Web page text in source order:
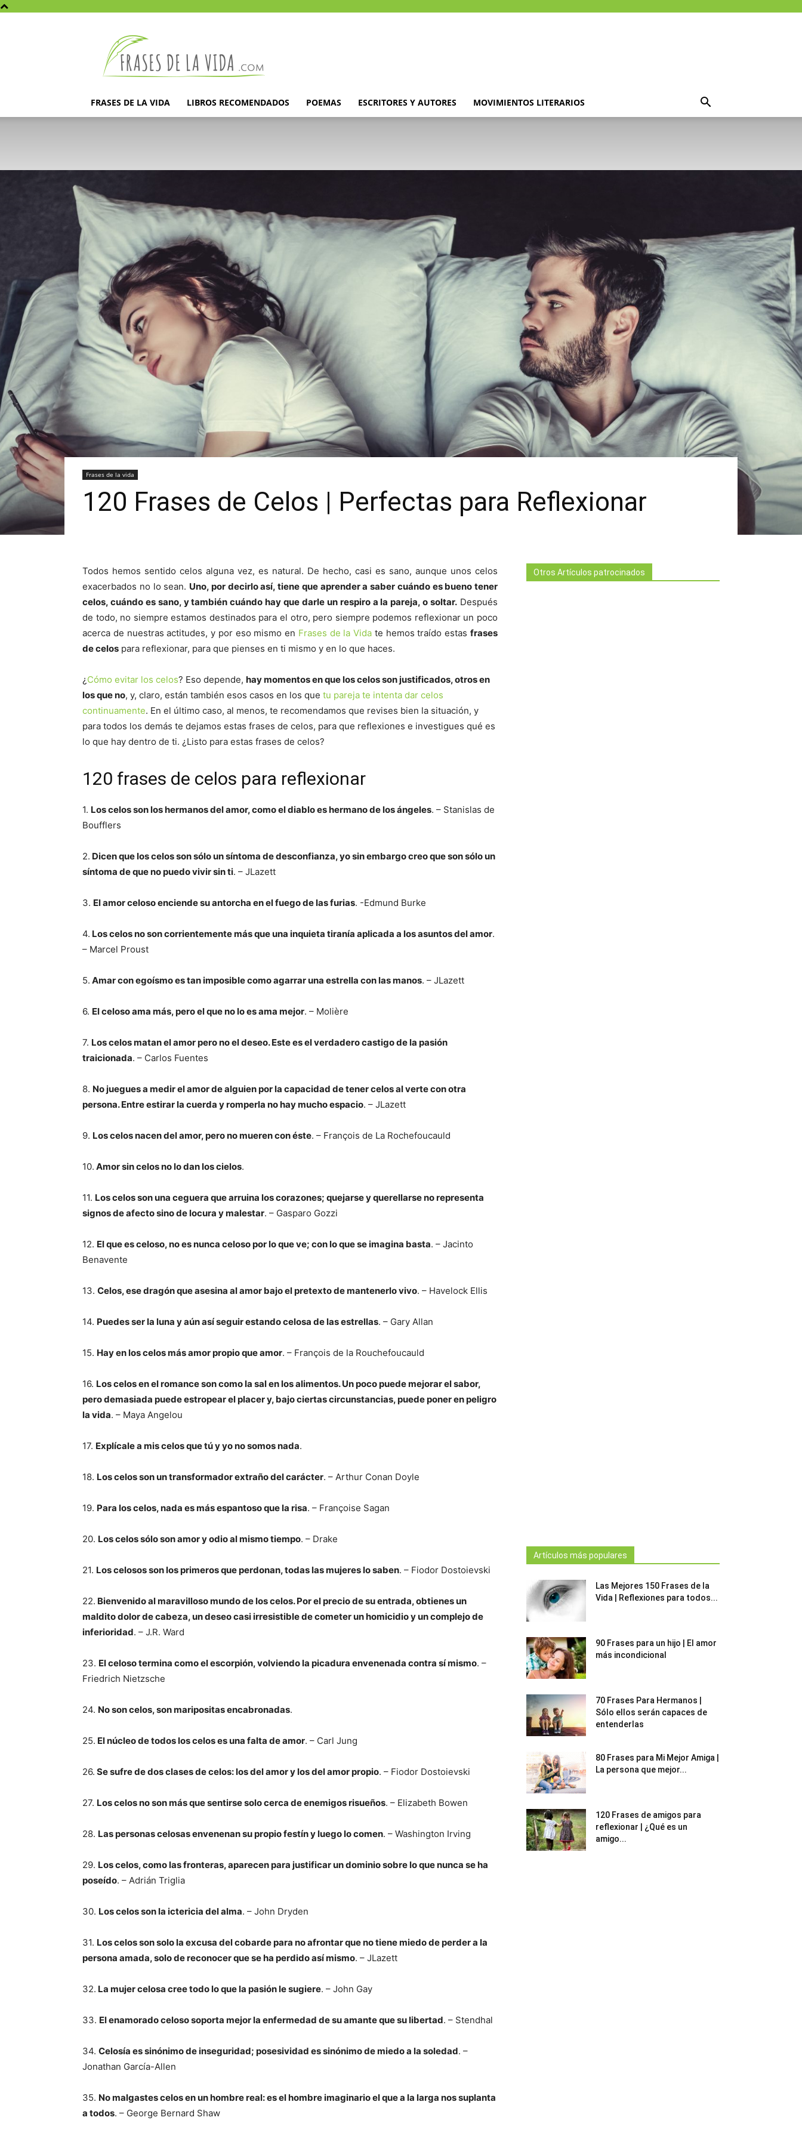
la
vida
FRASES DE LA VIDA LIBROS RECOMENDADOS POEMAS ESCRITORES Y AUTORES MOVIMIENTOS LITERARIOS
Frases de la vida
120 Frases de Celos | Perfectas para Reflexionar
Todos hemos sentido celos alguna vez, es natural. De hecho, casi es sano, aunque unos celos
exacerbados no lo sean. Uno, por decirlo así, tiene que aprender a saber cuándo es bueno tener
celos, cuándo es sano, y también cuándo hay que darle un respiro a la pareja, o soltar. Después
de todo, no siempre estamos destinados para el otro, pero siempre podemos reflexionar un poco
acerca de nuestras actitudes, y por eso mismo en Frases de la Vida te hemos traído estasfrases
de celos para reflexionar, para que pienses en ti mismo y en lo que haces.
¿ Cómo evitar los celos? Eso depende, hay momentos en que los celos son justificados, otros en
los que no, y, claro, están también esos casos en los que tu pareja te intenta dar celos
continuamente. En el último caso, al menos, te recomendamos que revises bien la situación, y
para todos los demás te dejamos estas frases de celos, para que reflexiones e investigues qué es
lo que hay dentro de ti. ¿Listo para estas frases de celos?
120 frases de celos para reflexionar
1. Los celos son los hermanos del amor, como el diablo es hermano de los ángeles. – Stanislas de
Boufflers
2. Dicen que los celos son sólo un síntoma de desconfianza, yo sin embargo creo que son sólo un
síntoma de que no puedo vivir sin ti. – JLazett
3. El amor celoso enciende su antorcha en el fuego de las furias. -Edmund Burke
4. Los celos no son corrientemente más que una inquieta tiranía aplicada a los asuntos del amor.
– Marcel Proust
5. Amar con egoísmo es tan imposible como agarrar una estrella con las manos. – JLazett
6. El celoso ama más, pero el que no lo es ama mejor. – Molière
7. Los celos matan el amor pero no el deseo. Este es el verdadero castigo de la pasión
traicionada. – Carlos Fuentes
8. No juegues a medir el amor de alguien por la capacidad de tener celos al verte con otra
persona. Entre estirar la cuerda y romperla no hay mucho espacio. – JLazett
9. Los celos nacen del amor, pero no mueren con éste. – François de La Rochefoucauld
10. Amor sin celos no lo dan los cielos.
11. Los celos son una ceguera que arruina los corazones; quejarse y querellarse no representa
signos de afecto sino de locura y malestar. – Gasparo Gozzi
12. El que es celoso, no es nunca celoso por lo que ve; con lo que se imagina basta. – Jacinto
Benavente
13. Celos, ese dragón que asesina al amor bajo el pretexto de mantenerlo vivo. – Havelock Ellis
14. Puedes ser la luna y aún así seguir estando celosa de las estrellas. – Gary Allan
15. Hay en los celos más amor propio que amor. – François de la Rouchefoucauld
16. Los celos en el romance son como la sal en los alimentos. Un poco puede mejorar el sabor,
pero demasiada puede estropear el placer y, bajo ciertas circunstancias, puede poner en peligro
la vida. – Maya Angelou
17. Explícale a mis celos que tú y yo no somos nada.
18. Los celos son un transformador extraño del carácter. – Arthur Conan Doyle
19. Para los celos, nada es más espantoso que la risa. – Françoise Sagan
20. Los celos sólo son amor y odio al mismo tiempo. – Drake
21. Los celosos son los primeros que perdonan, todas las mujeres lo saben. – Fiodor Dostoievski
22. Bienvenido al maravilloso mundo de los celos. Por el precio de su entrada, obtienes un
maldito dolor de cabeza, un deseo casi irresistible de cometer un homicidio y un complejo de
inferioridad. – J.R. Ward
23. El celoso termina como el escorpión, volviendo la picadura envenenada contra sí mismo. –
Friedrich Nietzsche
24. No son celos, son maripositas encabronadas.
25. El núcleo de todos los celos es una falta de amor. – Carl Jung
26. Se sufre de dos clases de celos: los del amor y los del amor propio. – Fiodor Dostoievski
27. Los celos no son más que sentirse solo cerca de enemigos risueños. – Elizabeth Bowen
28. Las personas celosas envenenan su propio festín y luego lo comen. – Washington Irving
29. Los celos, como las fronteras, aparecen para justificar un dominio sobre lo que nunca se ha
poseído. – Adrián Triglia
30. Los celos son la ictericia del alma. – John Dryden
31. Los celos son solo la excusa del cobarde para no afrontar que no tiene miedo de perder a la
persona amada, solo de reconocer que se ha perdido así mismo. – JLazett
32. La mujer celosa cree todo lo que la pasión le sugiere. – John Gay
33. El enamorado celoso soporta mejor la enfermedad de su amante que su libertad. – Stendhal
34. Celosía es sinónimo de inseguridad; posesividad es sinónimo de miedo a la soledad. –
Jonathan García-Allen
35. No malgastes celos en un hombre real: es el hombre imaginario el que a la larga nos suplanta
a todos. – George Bernard Shaw
Otros Artículos patrocinados
Artículos más populares
Las Mejores 150 Frases de la
Vida | Reflexiones para todos...
90 Frases para un hijo | El amor
más incondicional
70 Frases Para Hermanos |
Sólo ellos serán capaces de
entenderlas
80 Frases para Mi Mejor Amiga |
La persona que mejor...
120 Frases de amigos para
reflexionar | ¿Qué es un
amigo...